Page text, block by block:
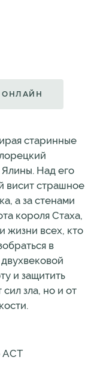
ОНЛАЙН
старинные
Над его
висит страшное
а за стенами
короля Стаха,
жизни всех, кто
в
и защитить
зла, но и от
АСТ